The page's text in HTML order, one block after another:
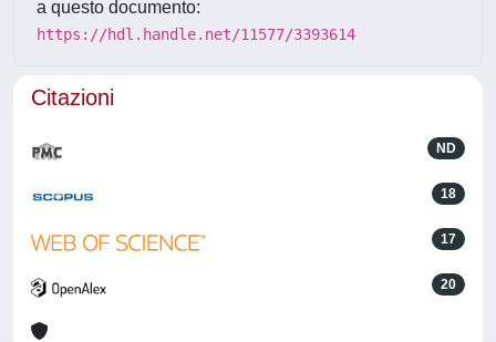
a questo documento:
https://hdl.handle.net/11577/3393614
Citazioni
ND
18
17
20